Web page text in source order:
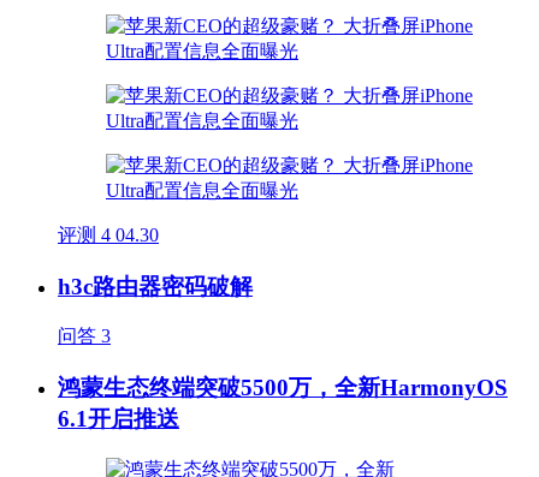
评测 4 04.30
h3c路由器密码破解
问答 3
鸿蒙生态终端突破5500万，全新HarmonyOS
6.1开启推送